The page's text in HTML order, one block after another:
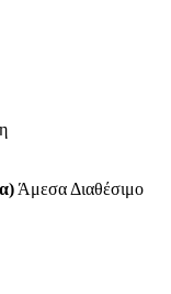
Άμεσα Διαθέσιμο